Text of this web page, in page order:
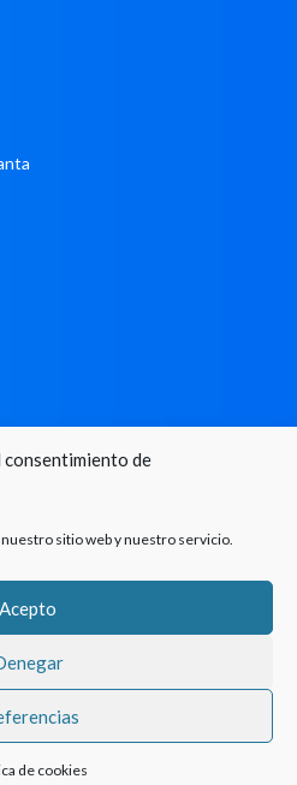
de
sitio web y nuestro servicio.
Acepto
de cookies
Buzón